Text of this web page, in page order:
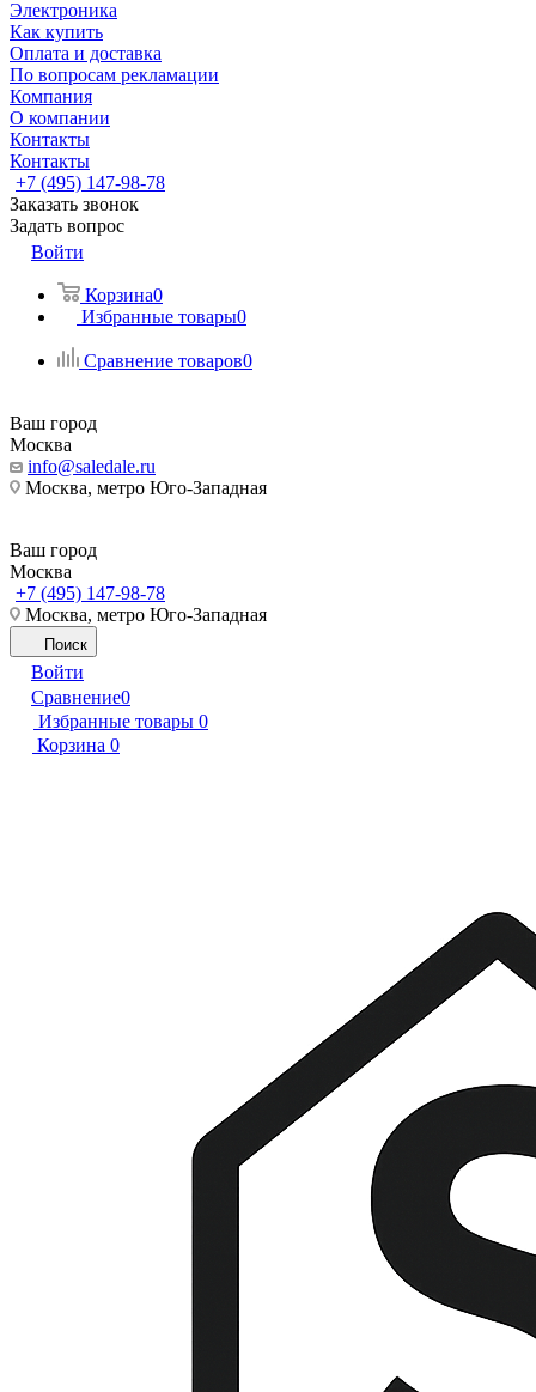
Электроника
Как купить
Оплата и доставка
По вопросам рекламации
Компания
О компании
Контакты
Контакты
+7 (495) 147-98-78
Заказать звонок
Задать вопрос
Войти
Корзина0
Избранные товары0
Сравнение товаров0
Ваш город
Москва
info@saledale.ru
Москва, метро Юго-Западная
Ваш город
Москва
+7 (495) 147-98-78
Москва, метро Юго-Западная
Поиск
Войти
Сравнение0
Избранные товары 0
Корзина 0